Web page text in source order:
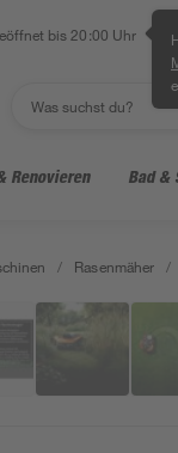
bis 20:00 Uhr
Renovieren Bad &
/ Rasenmäher /